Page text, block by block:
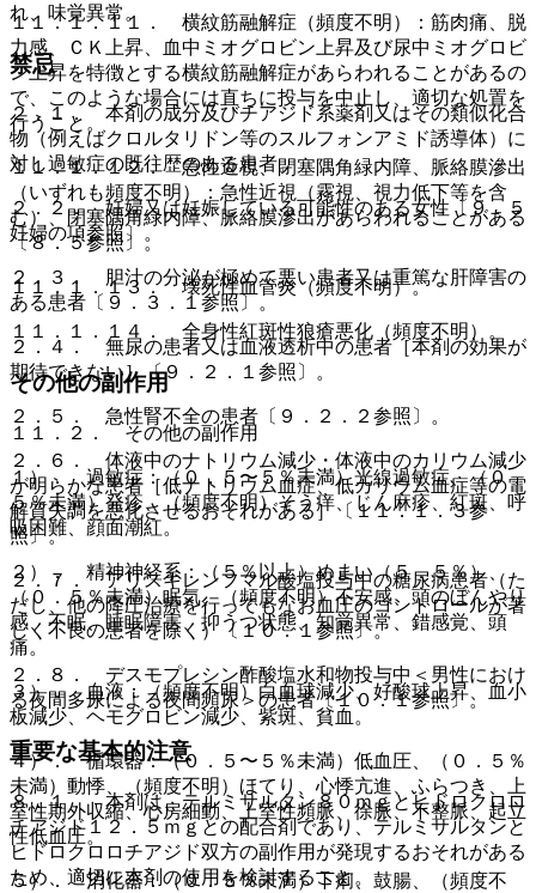
れ、味覚異常。
禁忌
２．１． 本剤の成分及びチアジド系薬剤又はその類似化合
物（例えばクロルタリドン等のスルフォンアミド誘導体）に
対し過敏症の既往歴のある患者。
２．２． 妊婦又は妊娠している可能性のある女性〔９．５
妊婦の項参照〕。
２．３． 胆汁の分泌が極めて悪い患者又は重篤な肝障害の
ある患者〔９．３．１参照〕。
２．４． 無尿の患者又は血液透析中の患者［本剤の効果が
期待できない］〔９．２．１参照〕。
２．５． 急性腎不全の患者〔９．２．２参照〕。
２．６． 体液中のナトリウム減少・体液中のカリウム減少
が明らかな患者［低ナトリウム血症、低カリウム血症等の電
解質失調を悪化させるおそれがある］〔１１．１．３参
照〕。
２．７． アリスキレンフマル酸塩投与中の糖尿病患者（た
だし、他の降圧治療を行ってもなお血圧のコントロールが著
しく不良の患者を除く）〔１０．１参照〕。
２．８． デスモプレシン酢酸塩水和物投与中＜男性におけ
る夜間多尿による夜間頻尿＞の患者〔１０．１参照〕。
重要な基本的注意
８．１． 本剤は、テルミサルタン８０ｍｇとヒドロクロロ
チアジド１２．５ｍｇとの配合剤であり、テルミサルタンと
ヒドロクロロチアジド双方の副作用が発現するおそれがある
ため、適切に本剤の使用を検討すること。
１１．１．１１． 横紋筋融解症（頻度不明）：筋肉痛、脱
力感、ＣＫ上昇、血中ミオグロビン上昇及び尿中ミオグロビ
ン上昇を特徴とする横紋筋融解症があらわれることがあるの
で、このような場合には直ちに投与を中止し、適切な処置を
行うこと。
１１．１．１２． 急性近視、閉塞隅角緑内障、脈絡膜滲出
（いずれも頻度不明）：急性近視（霧視、視力低下等を含
む）、閉塞隅角緑内障、脈絡膜滲出があらわれることがある
〔８．５参照〕。
１１．１．１３． 壊死性血管炎（頻度不明）。
１１．１．１４． 全身性紅斑性狼瘡悪化（頻度不明）。
その他の副作用
１１．２． その他の副作用
１）． 過敏症：（０．５〜５％未満）光線過敏症、（０．
５％未満）発疹、（頻度不明）そう痒、じん麻疹、紅斑、呼
吸困難、顔面潮紅。
２）． 精神神経系：（５％以上）めまい（５．５％）、
（０．５％未満）眠気、（頻度不明）不安感、頭のぼんやり
感、不眠、睡眠障害、抑うつ状態、知覚異常、錯感覚、頭
痛。
３）． 血液：（頻度不明）白血球減少、好酸球上昇、血小
板減少、ヘモグロビン減少、紫斑、貧血。
４）． 循環器：（０．５〜５％未満）低血圧、（０．５％
未満）動悸、（頻度不明）ほてり、心悸亢進、ふらつき、上
室性期外収縮、心房細動、上室性頻脈、徐脈、不整脈、起立
性低血圧。
５）． 消化器：（０．５％未満）下痢、鼓腸、（頻度不